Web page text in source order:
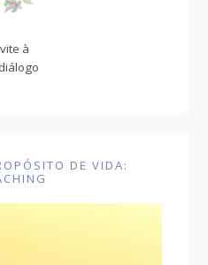
à
DE VIDA: